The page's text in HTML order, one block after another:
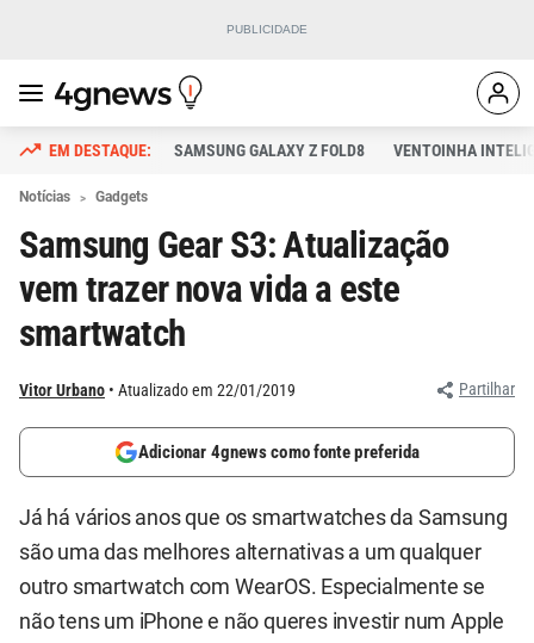
SAMSUNG GALAXY Z FOLD8 VENTOINHA
Notícias Gadgets
Samsung Gear S3: Atualização
vem trazer nova vida a este
smartwatch
Vitor Urbano Atualizado em 22/01/2019 Partilhar
Adicionar 4gnews como fonte preferida
Já há vários anos que os smartwatches da Samsung
são uma das melhores alternativas a um qualquer
outro smartwatch com WearOS. Especialmente se
não tens um iPhone e não queres investir num Apple